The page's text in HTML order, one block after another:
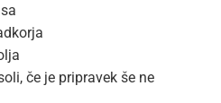
če je pripravek še ne